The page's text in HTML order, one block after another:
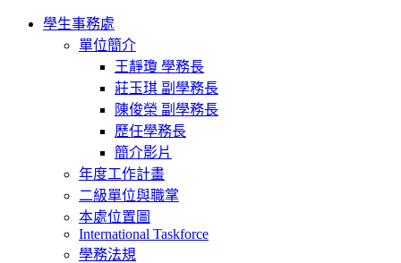
Toggle
navigation
學生事務處
單位簡介
王靜瓊 學務長
莊玉琪 副學務長
陳俊榮 副學務長
歷任學務長
簡介影片
年度工作計畫
二級單位與職掌
本處位置圖
International Taskforce
學務法規